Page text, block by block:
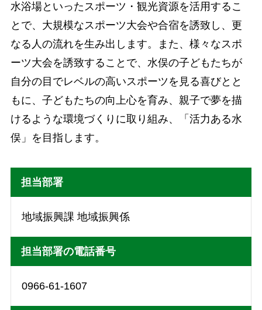
水浴場といったスポーツ・観光資源を活用するこ
とで、大規模なスポーツ大会や合宿を誘致し、更
なる人の流れを生み出します。また、様々なスポ
ーツ大会を誘致することで、水俣の子どもたちが
自分の目でレベルの高いスポーツを見る喜びとと
もに、子どもたちの向上心を育み、親子で夢を描
けるような環境づくりに取り組み、「活力ある水
俣」を目指します。
担当部署
地域振興課 地域振興係
担当部署の電話番号
0966-61-1607